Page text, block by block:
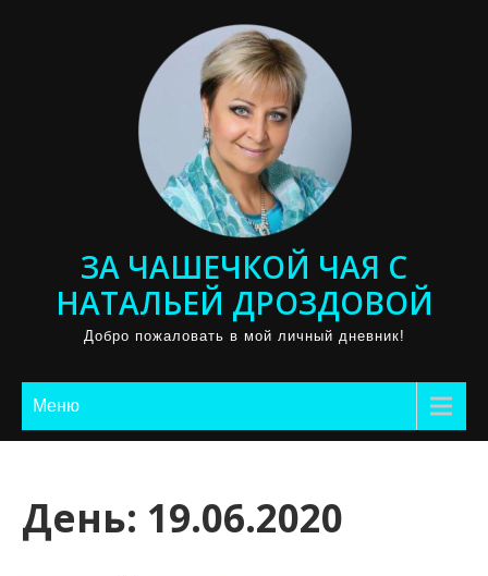
ЗА ЧАШЕЧКОЙ ЧАЯ С
НАТАЛЬЕЙ ДРОЗДОВОЙ
Добро пожаловать в мой личный дневник!
Меню
День: 19.06.2020